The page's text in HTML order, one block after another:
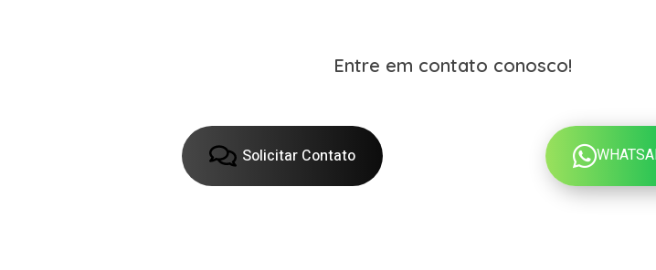
Entre em contato conosco!
Solicitar Contato